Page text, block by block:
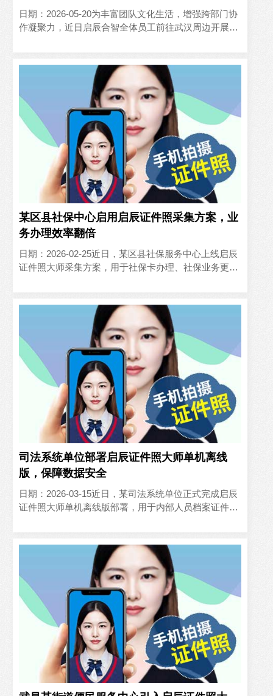
日期：2026-05-20为丰富团队文化生活，增强跨部门协
作凝聚力，近日启辰合智全体员工前往武汉周边开展了
某区县社保中心启用启辰证件照采集方案，业
务办理效率翻倍
日期：2026-02-25近日，某区县社保服务中心上线启辰
证件照大师采集方案，用于社保卡办理、社保业务更新
司法系统单位部署启辰证件照大师单机离线
版，保障数据安全
日期：2026-03-15近日，某司法系统单位正式完成启辰
证件照大师单机离线版部署，用于内部人员档案证件照